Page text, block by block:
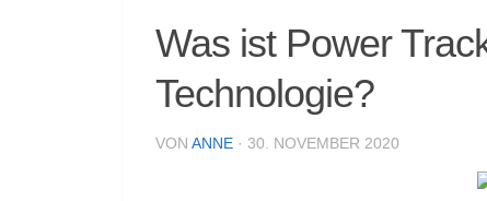
Was ist Power
Technologie?
VON ANNE · 30. NOVEMBER 2020